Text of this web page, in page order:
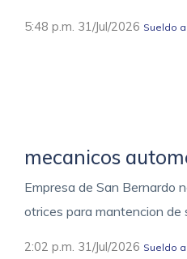
5:48 p.m. 31/Jul/2026 Sueldo
mecanicos
Empresa de San Bernardo
otrices para mantencion de
2:02 p.m. 31/Jul/2026 Sueldo